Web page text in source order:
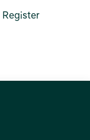
Register